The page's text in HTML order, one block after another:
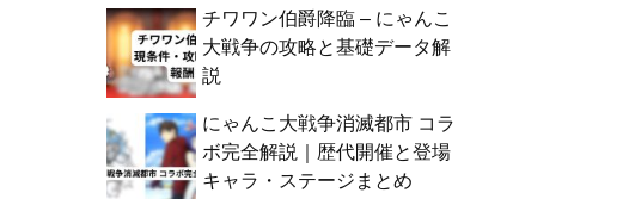
チワワン伯爵降臨 – にゃんこ
大戦争の攻略と基礎データ解
説
にゃんこ大戦争消滅都市 コラ
ボ完全解説｜歴代開催と登場
キャラ・ステージまとめ